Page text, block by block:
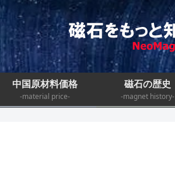
中国原材料価格
-material price-
磁石の歴史
-magnet history-